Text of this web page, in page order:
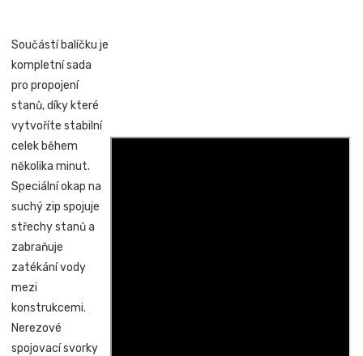
Součástí balíčku je
kompletní sada
pro propojení
stanů, díky které
vytvoříte stabilní
celek během
několika minut.
Speciální okap na
suchý zip spojuje
střechy stanů a
zabraňuje
zatékání vody
mezi
konstrukcemi.
Nerezové
spojovací svorky